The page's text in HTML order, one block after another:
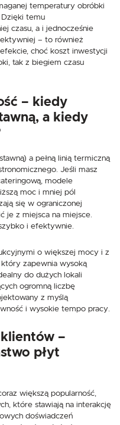
temperatury obróbki
Dzięki temu
czasu, a i jednocześnie
– to również
choć koszt inwestycji
tak z biegiem czasu
– kiedy
a kiedy
a pełną linią termiczną
Jeśli masz
modele
moc i mniej pól
się w ograniczonej
je z miejsca na miejsce.
i efektywnie.
o większej mocy i z
zapewnia wysoką
do dużych lokali
ogromną liczbę
z myślą
i wysokie tempo pracy.
–
płyt
większą popularność,
które stawiają na interakcję
doświadczeń